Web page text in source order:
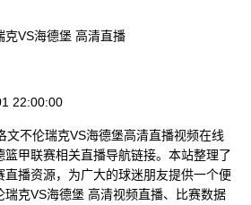
克VS海德堡 高清直播
22:00:00
文不伦瑞克VS海德堡高清直播视频在线
甲联赛相关直播导航链接。本站整理了
播资源，为广大的球迷朋友提供一个便
克VS海德堡 高清视频直播、比赛数据